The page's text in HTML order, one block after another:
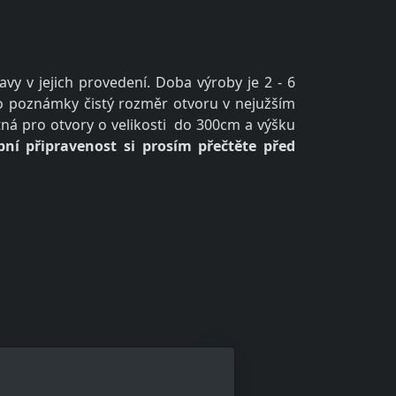
v jejich provedení. Doba výroby je 2 - 6
čistý rozměr otvoru v nejužším
pro otvory o velikosti do 300cm a výšku
připravenost si prosím přečtěte před